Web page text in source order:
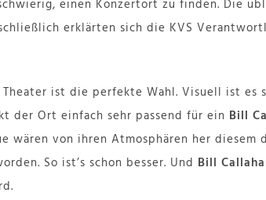
einen Konzertort zu finden. Die
erklärten sich die KVS
Theater ist die perfekte Wahl. Visuell ist es
der Ort einfach sehr passend für ein Bill
wären von ihren Atmosphären her diesem
So ist’s schon besser. Und Bill